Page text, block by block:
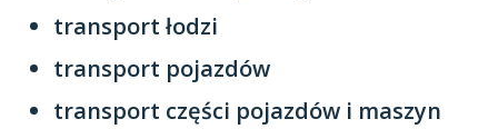
transport łodzi
transport pojazdów
transport części pojazdów i maszyn